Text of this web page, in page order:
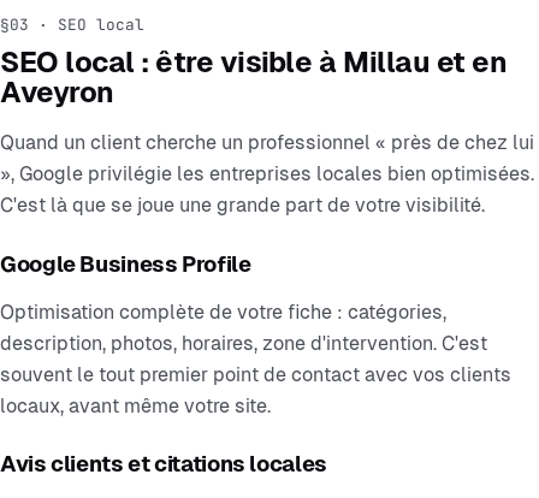
§03 · SEO local
SEO local : être visible à Millau et en
Aveyron
Quand un client cherche un professionnel « près de chez lui
», Google privilégie les entreprises locales bien optimisées.
C'est là que se joue une grande part de votre visibilité.
Google Business Profile
Optimisation complète de votre fiche : catégories,
description, photos, horaires, zone d'intervention. C'est
souvent le tout premier point de contact avec vos clients
locaux, avant même votre site.
Avis clients et citations locales